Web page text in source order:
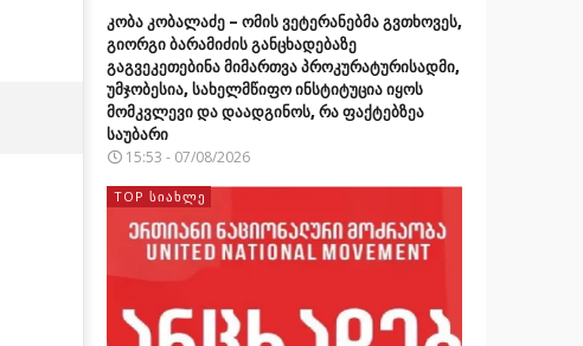
კობა კობალაძე – ომის ვეტერანებმა გვთხოვეს,
გიორგი ბარამიძის განცხადებაზე
გაგვეკეთებინა მიმართვა პროკურატურისადმი,
უმჯობესია, სახელმწიფო ინსტიტუცია იყოს
მომკვლევი და დაადგინოს, რა ფაქტებზეა
საუბარი
15:53 - 07/08/2026
TOP ᲡᲘᲐᲮᲚᲔ